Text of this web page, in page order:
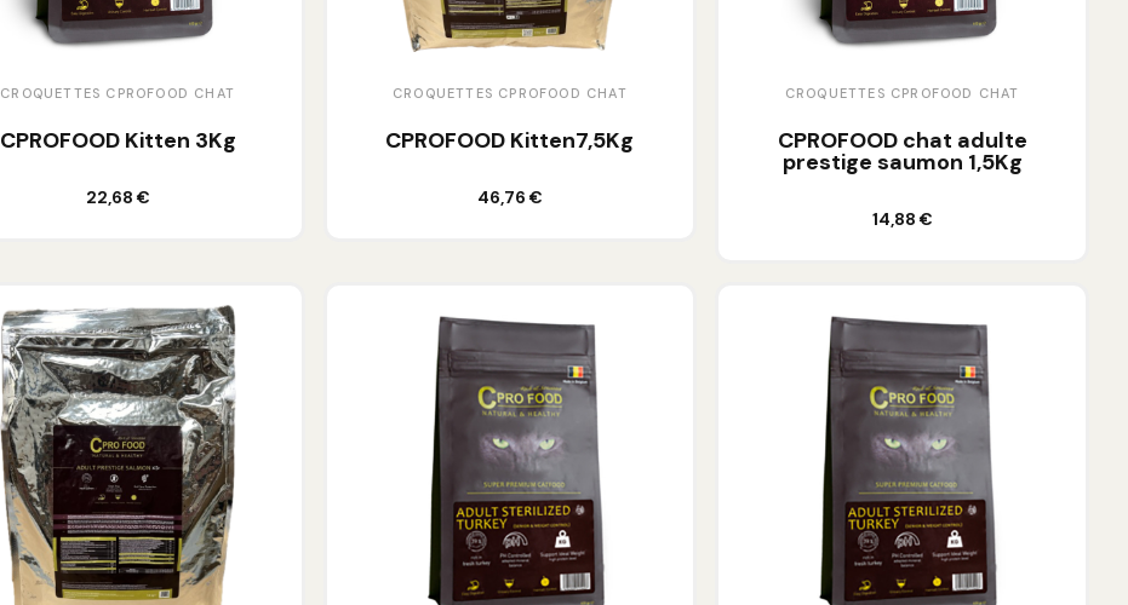
CROQUETTES CPROFOOD CHAT
CPROFOOD Kitten 3Kg
22,68 €
Ajouter au panier
CROQUETTES CPROFOOD CHAT
CPROFOOD Kitten7,5Kg
46,76 €
Ajouter au panier
CROQUETTES CPROFOOD CHAT
CPROFOOD chat adulte
prestige saumon 1,5Kg
14,88 €
Ajouter au panier